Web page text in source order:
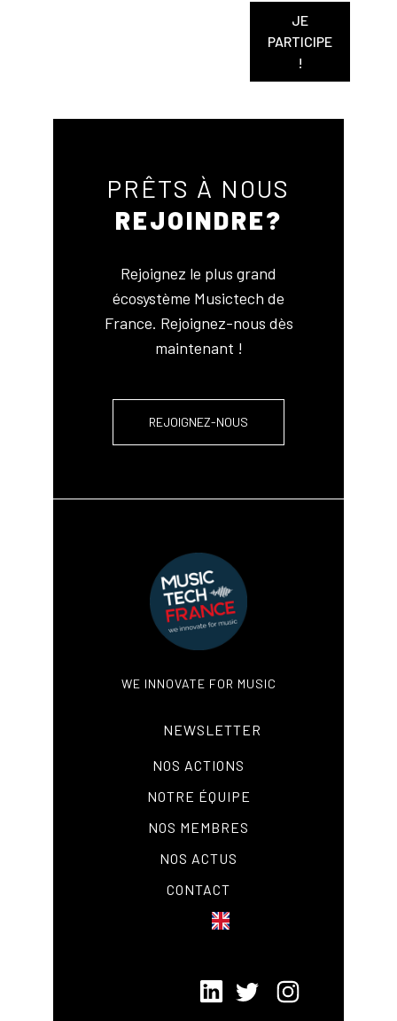
JE
PARTICIPE
!
PRÊTS À NOUS
REJOINDRE?
Rejoignez le plus grand
écosystème Musictech de
France. Rejoignez-nous dès
maintenant !
REJOIGNEZ-NOUS
WE INNOVATE FOR MUSIC
NEWSLETTER
NOS ACTIONS
NOTRE ÉQUIPE
NOS MEMBRES
NOS ACTUS
CONTACT